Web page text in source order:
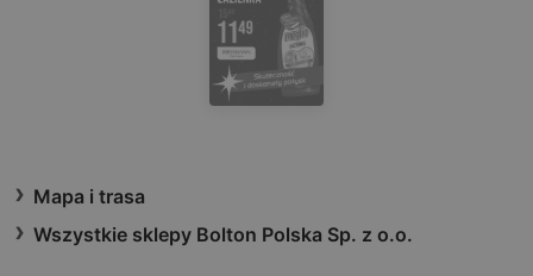
Mapa i trasa
Wszystkie sklepy Bolton Polska Sp. z o.o.